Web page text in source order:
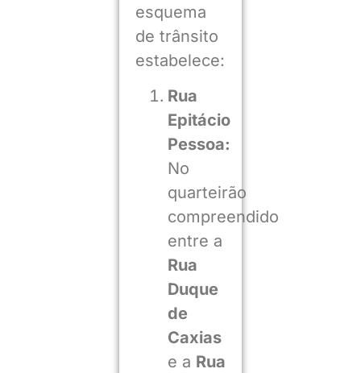
esquema
de trânsito
estabelece:
Rua
Epitácio
Pessoa:
No
quarteirão
compreendido
entre a
Rua
Duque
de
Caxias
e a Rua